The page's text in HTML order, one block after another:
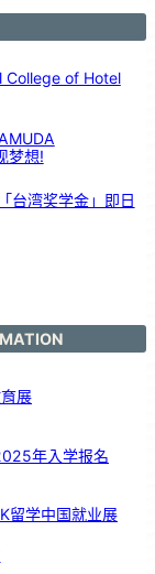
College of Hotel
梦想!
台湾奖学金」即日
展
年入学报名
留学中国就业展